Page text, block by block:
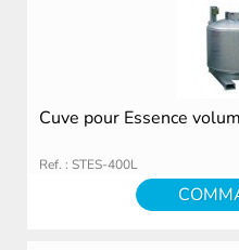
Cuve pour Essence
Ref. : STES-400L